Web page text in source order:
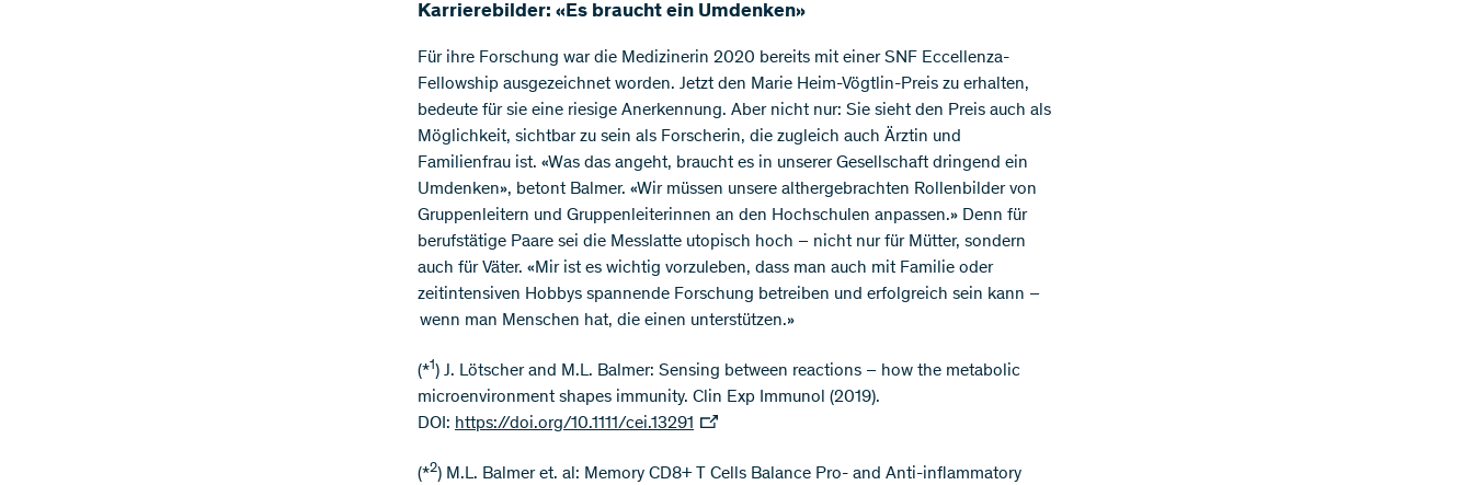
Karrierebilder: «Es braucht ein Umdenken»
Für ihre Forschung war die Medizinerin 2020 bereits mit einer SNF Eccellenza-
Fellowship ausgezeichnet worden. Jetzt den Marie Heim-Vögtlin-Preis zu erhalten,
bedeute für sie eine riesige Anerkennung. Aber nicht nur: Sie sieht den Preis auch als
Möglichkeit, sichtbar zu sein als Forscherin, die zugleich auch Ärztin und
Familienfrau ist. «Was das angeht, braucht es in unserer Gesellschaft dringend ein
Umdenken», betont Balmer. «Wir müssen unsere althergebrachten Rollenbilder von
Gruppenleitern und Gruppenleiterinnen an den Hochschulen anpassen.» Denn für
berufstätige Paare sei die Messlatte utopisch hoch – nicht nur für Mütter, sondern
auch für Väter. «Mir ist es wichtig vorzuleben, dass man auch mit Familie oder
zeitintensiven Hobbys spannende Forschung betreiben und erfolgreich sein kann –
wenn man Menschen hat, die einen unterstützen.»
(*1 ) J. Lötscher and M.L. Balmer: Sensing between reactions – how the metabolic
microenvironment shapes immunity. Clin Exp Immunol (2019).
DOI: https://doi.org/10.1111/cei.13291
(*2) M.L. Balmer et. al: Memory CD8+ T Cells Balance Pro- and Anti-inflammatory